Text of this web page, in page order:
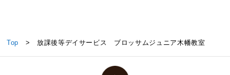
放課後等デイサービス ブロッサムジュニア木幡教
Top > 放課後等デイサービス ブロッサムジュニア木幡教室